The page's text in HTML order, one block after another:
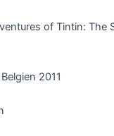
of Tintin: The
2011